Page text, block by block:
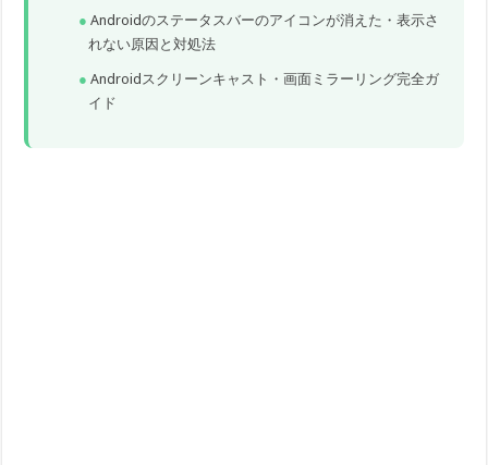
Androidのステータスバーのアイコンが消えた・表示さ
れない原因と対処法
Androidスクリーンキャスト・画面ミラーリング完全ガ
イド